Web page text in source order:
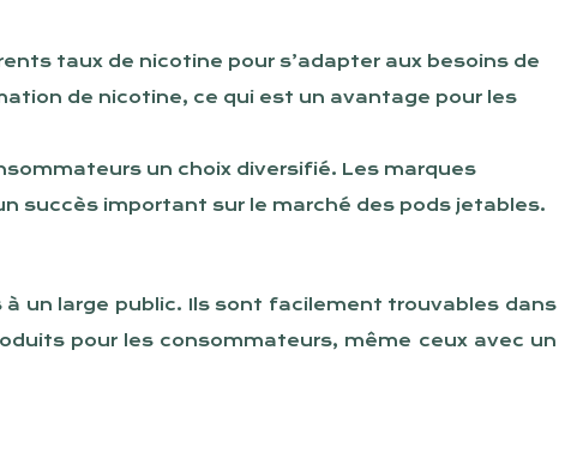
taux de nicotine pour s’adapter aux besoins de
de nicotine, ce qui est un avantage pour les
un choix diversifié. Les marques
succès important sur le marché des pods jetables.
un large public. Ils sont facilement trouvables dans
pour les consommateurs, même ceux avec un